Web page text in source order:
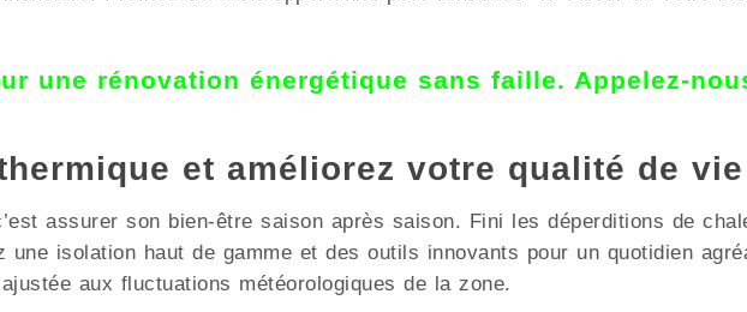
une rénovation énergétique sans faille. Appelez-
et améliorez votre qualité de vie
assurer son bien-être saison après saison. Fini les déperditions de
isolation haut de gamme et des outils innovants pour un quotidien
aux fluctuations météorologiques de la zone.